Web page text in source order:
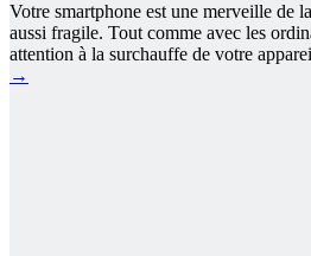
Votre smartphone est une merveille de
aussi fragile. Tout comme avec les
attention à la surchauffe de votre
→